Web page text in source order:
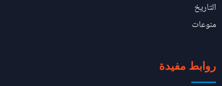
التاريخ
منوعات
روابط مفيدة